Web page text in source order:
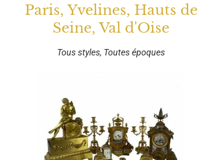
Paris, Yvelines, Hauts de
Seine, Val d'Oise
Tous styles, Toutes époques